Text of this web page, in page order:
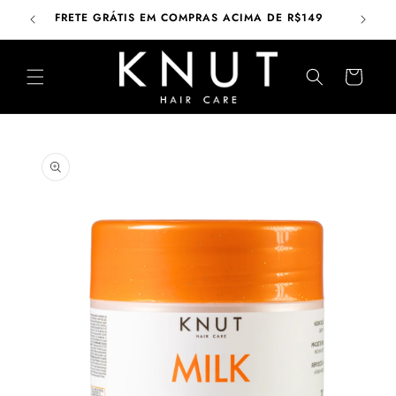
para o
conteúdo
FRETE GRÁTIS EM COMPRAS ACIMA DE R$149
Carrinho
informações
do produto